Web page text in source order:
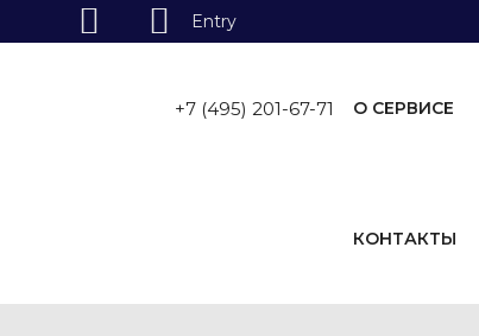
+7 (495) 201-67-71 О СЕРВИСЕ
КОНТАКТЫ
Entry